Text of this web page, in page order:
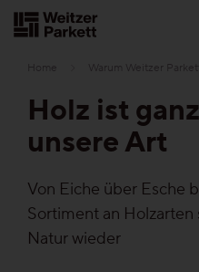
Showrooms
Bodenschätze
Zum
Inhalt
Home Warum Weitzer
Holz ist ganz
unsere Art
Von Eiche über Esche
Sortiment an
Natur wieder